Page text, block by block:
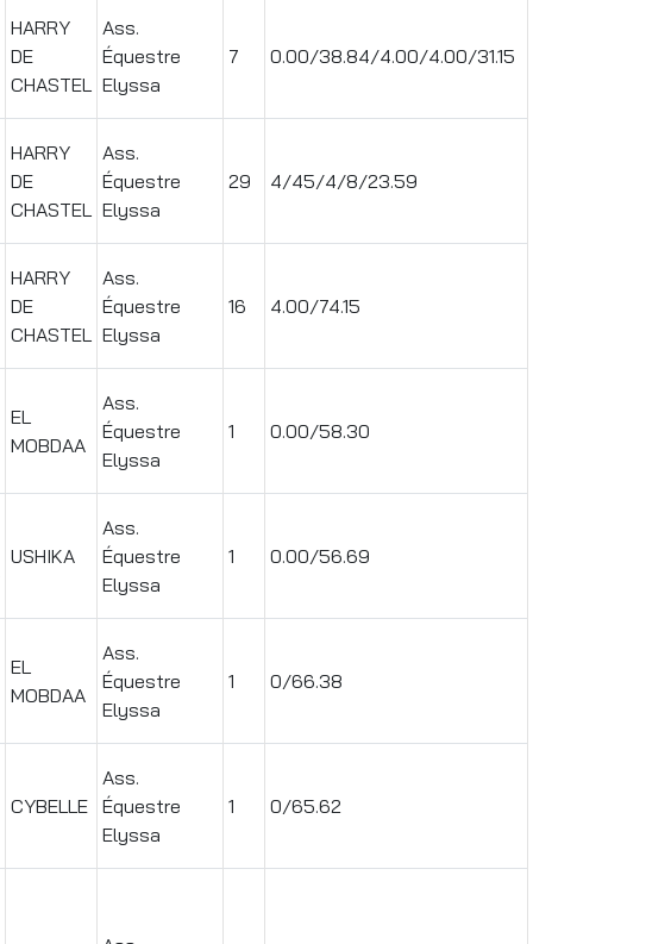
HARRY
DE
CHASTEL
Ass.
Équestre
Elyssa
7 0.00/38.84/4.00/4.00/31.15
HARRY
DE
CHASTEL
Ass.
Équestre
Elyssa
29 4/45/4/8/23.59
HARRY
DE
CHASTEL
Ass.
Équestre
Elyssa
16 4.00/74.15
EL
MOBDAA
Ass.
Équestre
Elyssa
1 0.00/58.30
USHIKA
Ass.
Équestre
Elyssa
1 0.00/56.69
EL
MOBDAA
Ass.
Équestre
Elyssa
1 0/66.38
CYBELLE
Ass.
Équestre
Elyssa
1 0/65.62